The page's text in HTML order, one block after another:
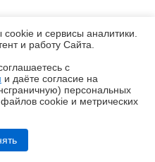
массовыми
и сервисы аналитики.
и работу Cайта.
с
и даёте согласие на
персональных
cookie и метрических